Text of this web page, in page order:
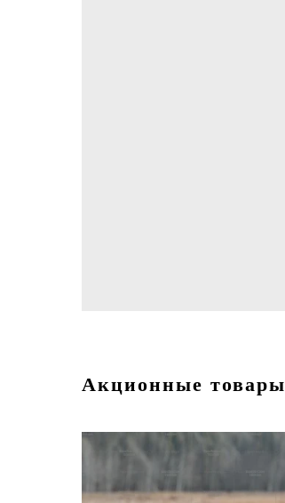
Акционные товары